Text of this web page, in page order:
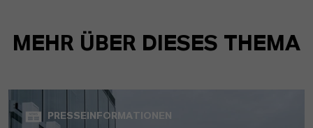
MEHR ÜBER DIESES THEMA
PRESSEINFORMATIONEN